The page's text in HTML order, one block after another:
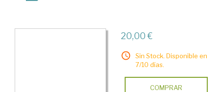
20,00 €
Sin Stock. Disponible en
7/10 días.
COMPRAR